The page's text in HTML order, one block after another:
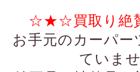
☆★☆買取り絶
お手元のカーパー
ていま